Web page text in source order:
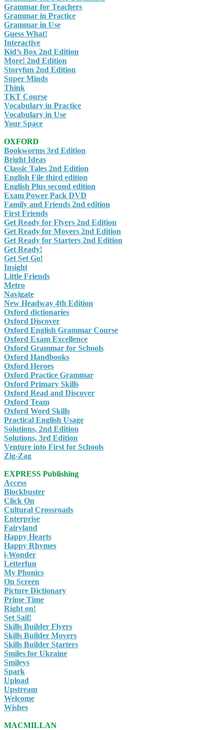
Grammar for Teachers
Grammar in Practice
Grammar in Use
Guess What!
Interactive
Kid’s Box 2nd Edition
More! 2nd Edition
Storyfun 2nd Edition
Super Minds
Think
TKT Course
Vocabulary in Practice
Vocabulary in Use
Your Space
OXFORD
Bookworms 3rd Edition
Bright Ideas
Classic Tales 2nd Edition
English File third edition
English Plus second edition
Exam Power Pack DVD
Family and Friends 2nd edition
First Friends
Get Ready for Flyers 2nd Edition
Get Ready for Movers 2nd Edition
Get Ready for Starters 2nd Edition
Get Ready!
Get Set Go!
Insight
Little Friends
Metro
Navigate
New Headway 4th Edition
Oxford dictionaries
Oxford Discover
Oxford English Grammar Course
Oxford Exam Excellence
Oxford Grammar for Schools
Oxford Handbooks
Oxford Heroes
Oxford Practice Grammar
Oxford Primary Skills
Oxford Read and Discover
Oxford Team
Oxford Word Skills
Practical English Usage
Solutions, 2nd Edition
Solutions, 3rd Edition
Venture into First for Schools
Zig-Zag
EXPRESS Publishing
Access
Blockbuster
Click On
Cultural Crossroads
Enterprise
Fairyland
Happy Hearts
Happy Rhymes
i-Wonder
Letterfun
My Phonics
On Screen
Picture Dictionary
Prime Time
Right on!
Set Sail!
Skills Builder Flyers
Skills Builder Movers
Skills Builder Starters
Smiles for Ukraine
Smileys
Spark
Upload
Upstream
Welcome
Wishes
MACMILLAN